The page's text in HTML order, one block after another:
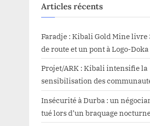
Articles récents
Faradje : Kibali Gold Mine livre
de route et un pont à Logo-Doka
Projet/ARK : Kibali intensifie la
sensibilisation des
Insécurité à Durba : un
tué lors d’un braquage